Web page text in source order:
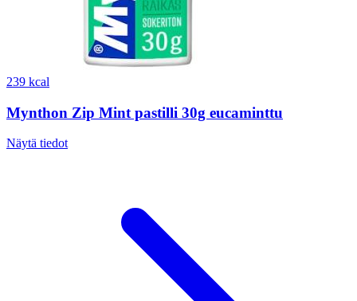
239 kcal
Mynthon Zip Mint pastilli 30g eucaminttu
Näytä tiedot